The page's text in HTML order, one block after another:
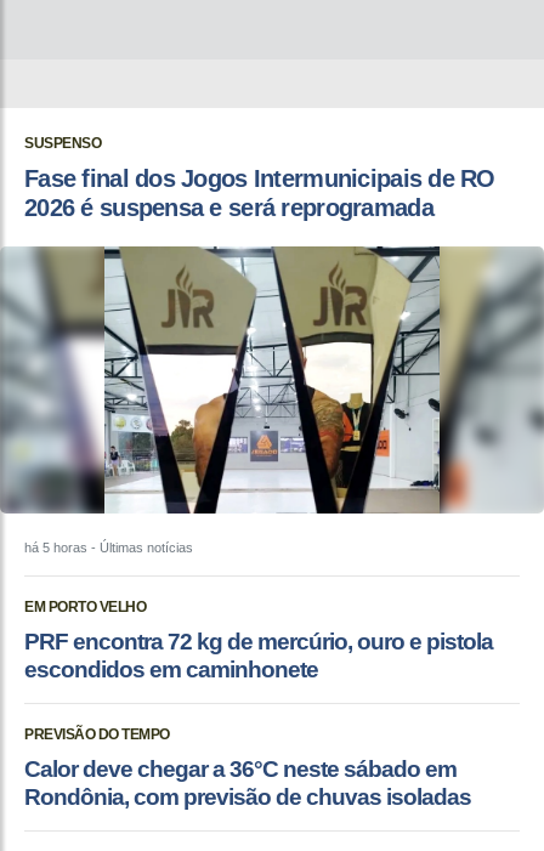
SUSPENSO
Fase final dos Jogos Intermunicipais de RO
2026 é suspensa e será reprogramada
há 5 horas - Últimas notícias
EM PORTO VELHO
PRF encontra 72 kg de mercúrio, ouro e pistola
escondidos em caminhonete
PREVISÃO DO TEMPO
Calor deve chegar a 36°C neste sábado em
Rondônia, com previsão de chuvas isoladas